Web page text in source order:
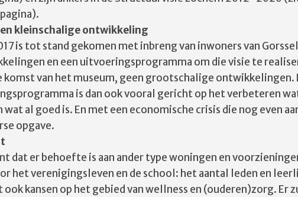
kleinschalige ontwikkeling
is tot stand gekomen met inbreng van inwoners van
en een uitvoeringsprogramma om die visie te
komst van het museum, geen grootschalige ontwikkelingen.
is dan ook vooral gericht op het verbeteren
al goed is. En met een economische crisis die nog even
opgave.
dat er behoefte is aan ander type woningen en
het verenigingsleven en de school: het aantal leden en
kansen op het gebied van wellness en (ouderen)zorg. Er